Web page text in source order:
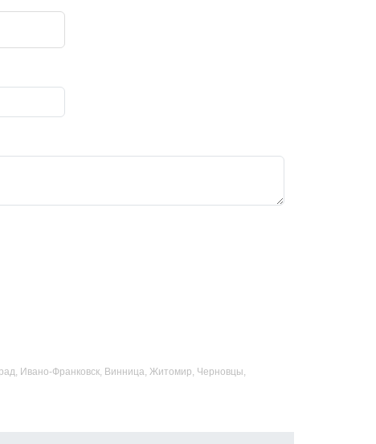
Ивано-Франковск, Винница, Житомир, Черновцы,